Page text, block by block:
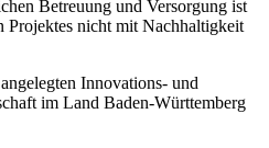
Betreuung und Versorgung ist
Projektes nicht mit Nachhaltigkeit
Innovations- und
im Land Baden-Württemberg